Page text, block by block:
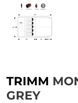
TRIMM
GREY